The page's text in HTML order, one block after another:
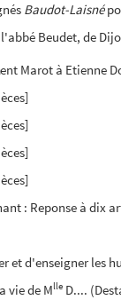
Baudot-Laisné
Beudet, de
Marot à Etienne
: Reponse à dix
et d'enseigner les
vie de Mlle D....